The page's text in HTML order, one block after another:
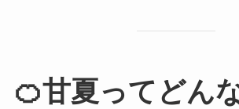
🍊甘夏ってどん